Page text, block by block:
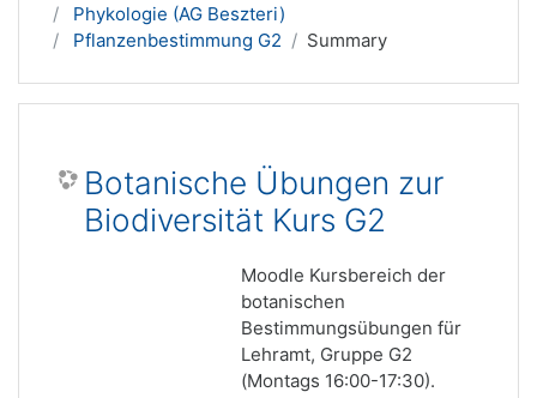
Phykologie (AG Beszteri)
Pflanzenbestimmung G2
Summary
Botanische Übungen zur
Biodiversität Kurs G2
Moodle Kursbereich der
botanischen
Bestimmungsübungen für
Lehramt, Gruppe G2
(Montags 16:00-17:30).